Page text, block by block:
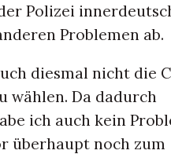
Polizei
Problemen ab.
diesmal nicht die
wählen. Da dadurch
ich auch kein
überhaupt noch zum